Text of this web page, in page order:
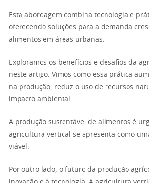
Esta abordagem combina tecnologia e
oferecendo soluções para a demanda
alimentos em áreas urbanas.
Exploramos os benefícios e desafios da
neste artigo. Vimos como essa prática
na produção, reduz o uso de recursos
impacto ambiental.
A produção sustentável de alimentos é
agricultura vertical se apresenta como
viável.
Por outro lado, o futuro da produção